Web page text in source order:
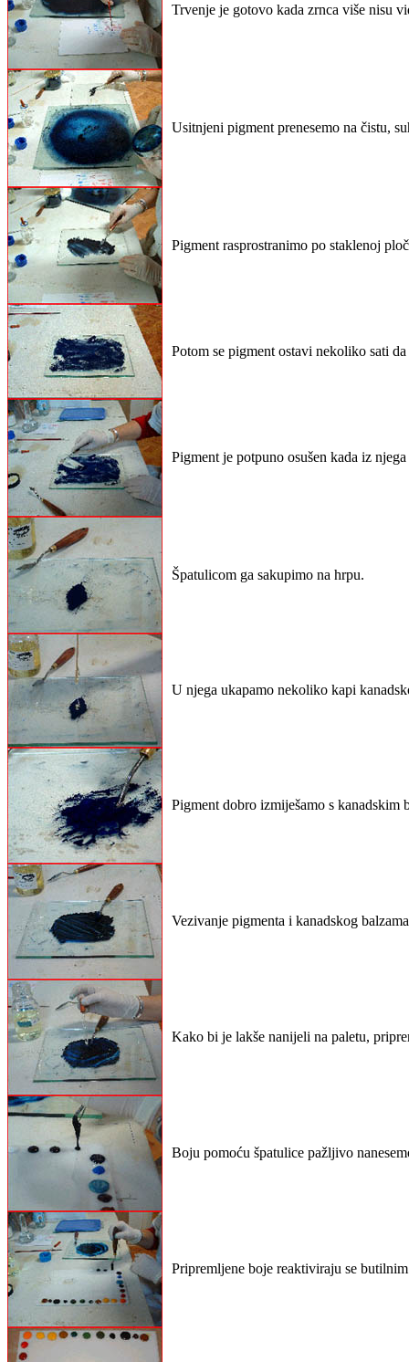
Trvenje je gotovo kada zrnca više nisu
Usitnjeni pigment prenesemo na čistu,
Pigment rasprostranimo po staklenoj
Potom se pigment ostavi nekoliko sati da
Pigment je potpuno osušen kada iz
Špatulicom ga sakupimo na hrpu.
U njega ukapamo nekoliko kapi
Pigment dobro izmiješamo s kanadskim
Vezivanje pigmenta i kanadskog
Kako bi je lakše nanijeli na paletu,
Boju pomoću špatulice pažljivo
Pripremljene boje reaktiviraju se